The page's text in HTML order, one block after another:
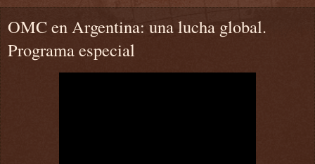
OMC en Argentina: una lucha global.
Programa especial